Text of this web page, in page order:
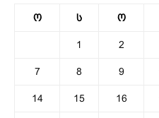
ო ს ო
1 2
7 8 9
14 15 16